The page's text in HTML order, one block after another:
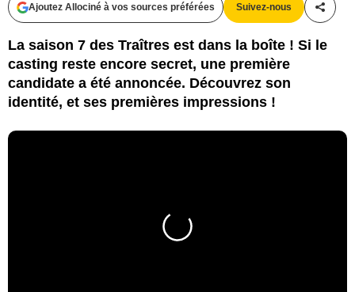
Ajoutez Allociné à vos sources préférées Suivez-nous
La saison 7 des Traîtres est dans la boîte ! Si le
casting reste encore secret, une première
candidate a été annoncée. Découvrez son
identité, et ses premières impressions !